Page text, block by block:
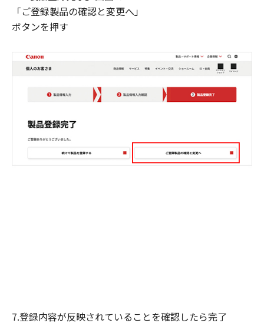
「ご登録製品の確認と変更へ」
ボタンを押す
7.登録内容が反映されていることを確認したら完了